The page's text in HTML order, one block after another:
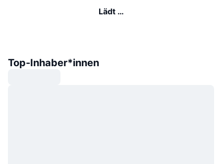
Lädt …
Top-Inhaber*innen